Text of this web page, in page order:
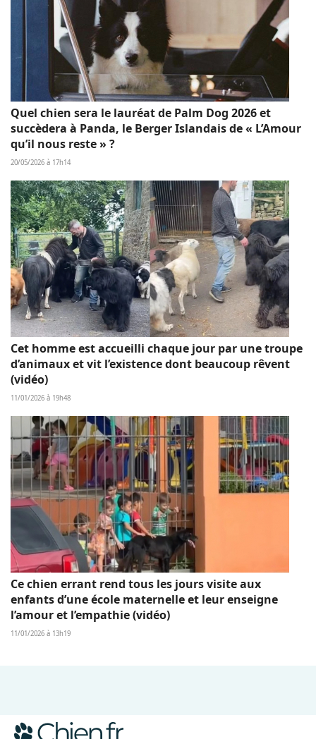
Quel chien sera le lauréat de Palm Dog 2026 et
succèdera à Panda, le Berger Islandais de « L’Amour
qu’il nous reste » ?
20/05/2026 à 17h14
Cet homme est accueilli chaque jour par une troupe
d’animaux et vit l’existence dont beaucoup rêvent
(vidéo)
11/01/2026 à 19h48
Ce chien errant rend tous les jours visite aux
enfants d’une école maternelle et leur enseigne
l’amour et l’empathie (vidéo)
11/01/2026 à 13h19